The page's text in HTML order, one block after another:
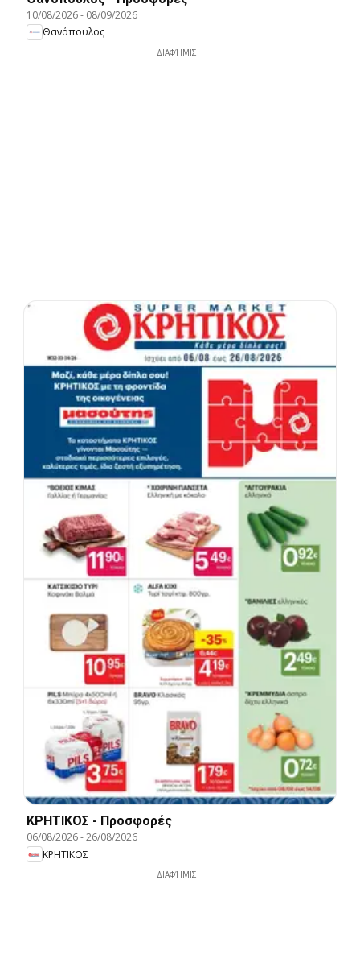
10/08/2026- 08/09/2026
Θανόπουλος
ΔΙΑΦΉΜΙΣΗ
ΚΡΗΤΙΚΟΣ - Προσφορές
06/08/2026-26/08/2026
ΚΡΗΤΙΚΟΣ
ΔΙΑΦΉΜΙΣΗ